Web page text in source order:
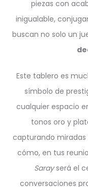
piezas con
inigualable,
buscan no solo un
Este tablero es
símbolo de
cualquier espacio
tonos oro y
capturando
cómo, en tus
Sarayserá el
conversaciones